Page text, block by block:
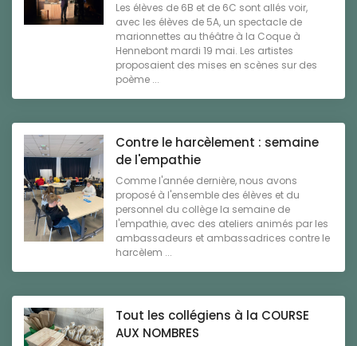
Les élèves de 6B et de 6C sont allés voir,
avec les élèves de 5A, un spectacle de
marionnettes au théâtre à la Coque à
Hennebont mardi 19 mai. Les artistes
proposaient des mises en scènes sur des
poème ...
Contre le harcèlement : semaine
de l'empathie
Comme l'année dernière, nous avons
proposé à l'ensemble des élèves et du
personnel du collège la semaine de
l'empathie, avec des ateliers animés par les
ambassadeurs et ambassadrices contre le
harcèlem ...
Tout les collégiens à la COURSE
AUX NOMBRES